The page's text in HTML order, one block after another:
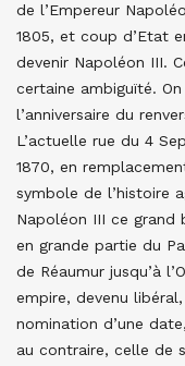
de l’Empereur
1805, et coup d’Etat
devenir Napoléon III.
certaine ambiguïté.
l’anniversaire du
L’actuelle rue du 4
1870, en
symbole de l’histoire
Napoléon III ce grand
en grande partie du
de Réaumur jusqu’à
empire, devenu
nomination d’une
au contraire, celle de